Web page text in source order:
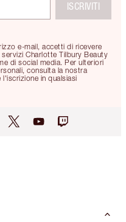
e-mail, accetti di ricevere
Charlotte Tilbury Beauty
di social media. Per ulteriori
consulta la nostra
l'iscrizione in qualsiasi
ISCRIVITI